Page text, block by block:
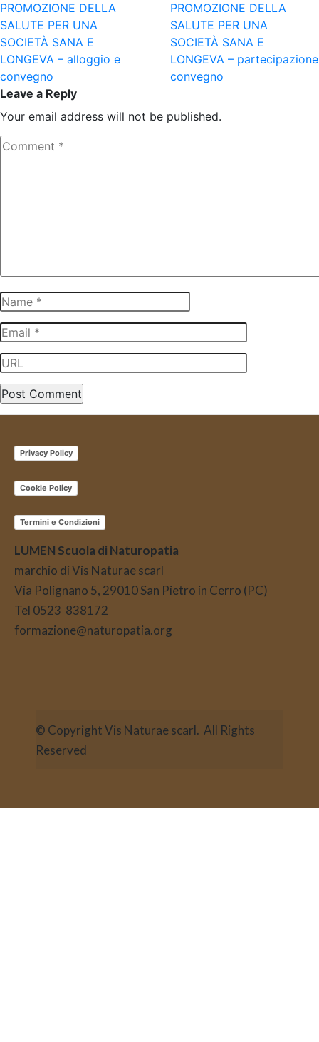
PROMOZIONE DELLA
SALUTE PER UNA
SOCIETÀ SANA E
LONGEVA – alloggio e
convegno
PROMOZIONE DELLA
SALUTE PER UNA
SOCIETÀ SANA E
LONGEVA – partecipazione
convegno
Leave a Reply
Your email address will not be published.
LUMEN Scuola di Naturopatia
marchio di Vis Naturae scarl
Via Polignano 5, 29010 San Pietro in Cerro (PC)
Tel 0523 838172
formazione@naturopatia.org
Privacy Policy
Cookie Policy
Termini e Condizioni
© Copyright Vis Naturae scarl. All Rights
Reserved